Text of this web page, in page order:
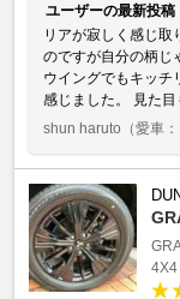
ユーザーの最新投稿
リアが寂しく感じ取
のですが自分の柄じ
ウイングでもキッチ
感じました。 見た目
shun haruto （愛車
4X4